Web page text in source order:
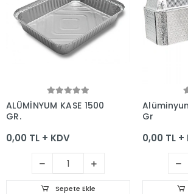
Sepete Ekle
ALÜMİNYUM KASE 1500
GR.
0,00 TL + KDV
Sepete Ekle
Gr
0,00 TL +